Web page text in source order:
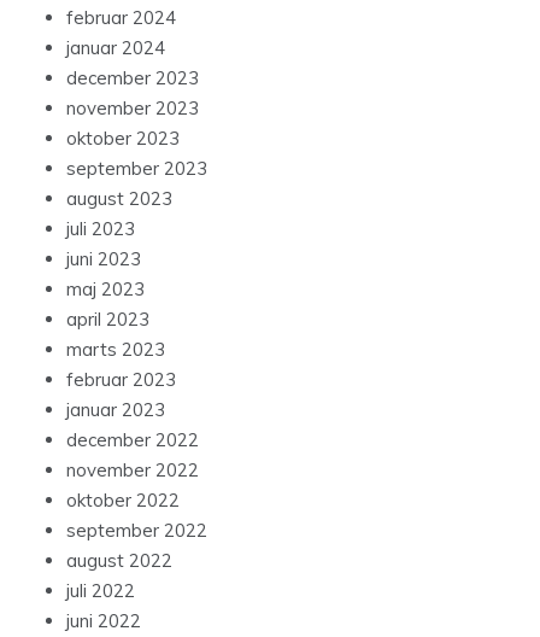
februar 2024
januar 2024
december 2023
november 2023
oktober 2023
september 2023
august 2023
juli 2023
juni 2023
maj 2023
april 2023
marts 2023
februar 2023
januar 2023
december 2022
november 2022
oktober 2022
september 2022
august 2022
juli 2022
juni 2022